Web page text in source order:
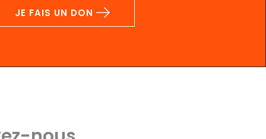
JE FAIS UN DON